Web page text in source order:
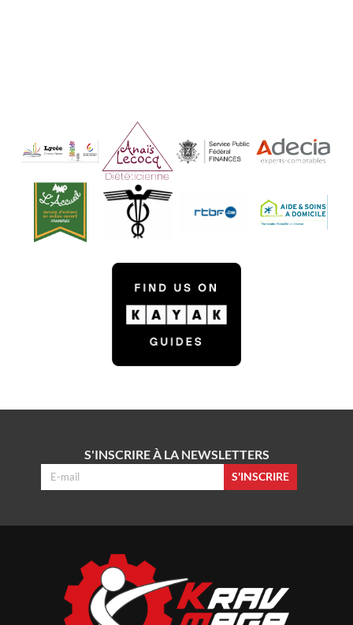
S'INSCRIRE À LA NEWSLETTERS
S'INSCRIRE